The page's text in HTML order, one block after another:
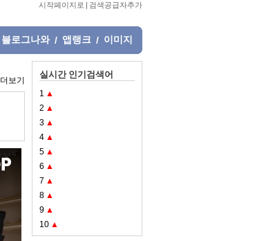
시작페이지로 | 검색공급자추가
블로그나와 / 앱랭크 / 이미지
더보기
실시간 인기검색어
1 ▲
2 ▲
3 ▲
4 ▲
5 ▲
6 ▲
7 ▲
8 ▲
9 ▲
10 ▲